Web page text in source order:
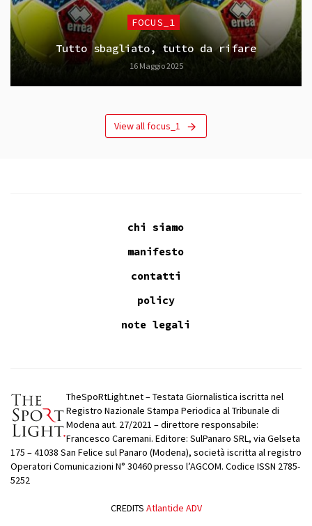
FOCUS_1
Tutto sbagliato, tutto da rifare
16 Maggio 2025
View all focus_1
chi siamo
manifesto
contatti
policy
note legali
TheSpoRtLight.net – Testata Giornalistica iscritta nel
Registro Nazionale Stampa Periodica al Tribunale di
Modena aut. 27/2021 – direttore responsabile:
Francesco Caremani. Editore: SulPanaro SRL, via Gelseta
175 – 41038 San Felice sul Panaro (Modena), società iscritta al registro
Operatori Comunicazioni N° 30460 presso l’AGCOM. Codice ISSN 2785-
5252
CREDITS Atlantide ADV